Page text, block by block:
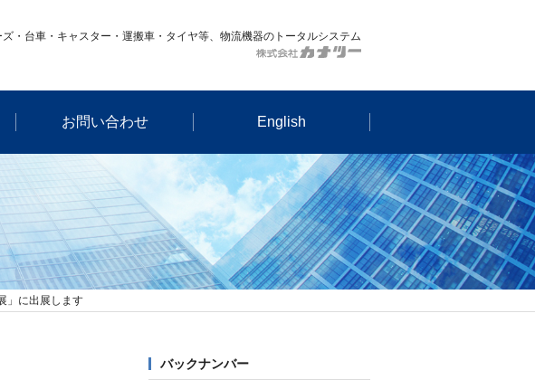
・台車・キャスター・運搬車・タイヤ等、物流機器のトータルシステム
お問い合わせ English
」に出展します
バックナンバー